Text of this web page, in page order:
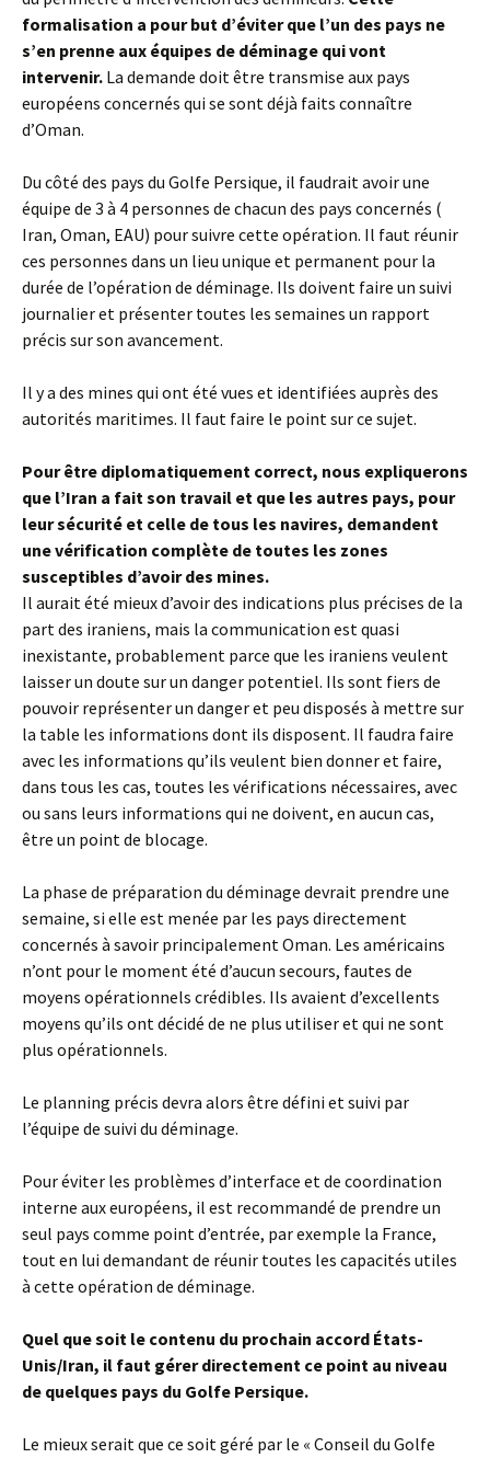
formalisation a pour but d’éviter que l’un des pays ne
s’en prenne aux équipes de déminage qui vont
intervenir. La demande doit être transmise aux pays
européens concernés qui se sont déjà faits connaître
d’Oman.
Du côté des pays du Golfe Persique, il faudrait avoir une
équipe de 3 à 4 personnes de chacun des pays concernés (
Iran, Oman, EAU) pour suivre cette opération. Il faut réunir
ces personnes dans un lieu unique et permanent pour la
durée de l’opération de déminage. Ils doivent faire un suivi
journalier et présenter toutes les semaines un rapport
précis sur son avancement.
Il y a des mines qui ont été vues et identifiées auprès des
autorités maritimes. Il faut faire le point sur ce sujet.
Pour être diplomatiquement correct, nous expliquerons
que l’Iran a fait son travail et que les autres pays, pour
leur sécurité et celle de tous les navires, demandent
une vérification complète de toutes les zones
susceptibles d’avoir des mines.
Il aurait été mieux d’avoir des indications plus précises de la
part des iraniens, mais la communication est quasi
inexistante, probablement parce que les iraniens veulent
laisser un doute sur un danger potentiel. Ils sont fiers de
pouvoir représenter un danger et peu disposés à mettre sur
la table les informations dont ils disposent. Il faudra faire
avec les informations qu’ils veulent bien donner et faire,
dans tous les cas, toutes les vérifications nécessaires, avec
ou sans leurs informations qui ne doivent, en aucun cas,
être un point de blocage.
La phase de préparation du déminage devrait prendre une
semaine, si elle est menée par les pays directement
concernés à savoir principalement Oman. Les américains
n’ont pour le moment été d’aucun secours, fautes de
moyens opérationnels crédibles. Ils avaient d’excellents
moyens qu’ils ont décidé de ne plus utiliser et qui ne sont
plus opérationnels.
Le planning précis devra alors être défini et suivi par
l’équipe de suivi du déminage.
Pour éviter les problèmes d’interface et de coordination
interne aux européens, il est recommandé de prendre un
seul pays comme point d’entrée, par exemple la France,
tout en lui demandant de réunir toutes les capacités utiles
à cette opération de déminage.
Quel que soit le contenu du prochain accord États-
Unis/Iran, il faut gérer directement ce point au niveau
de quelques pays du Golfe Persique.
Le mieux serait que ce soit géré par le « Conseil du Golfe